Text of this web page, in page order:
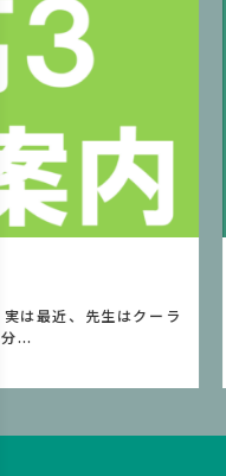
ラ
２０２６年８月
更となることが